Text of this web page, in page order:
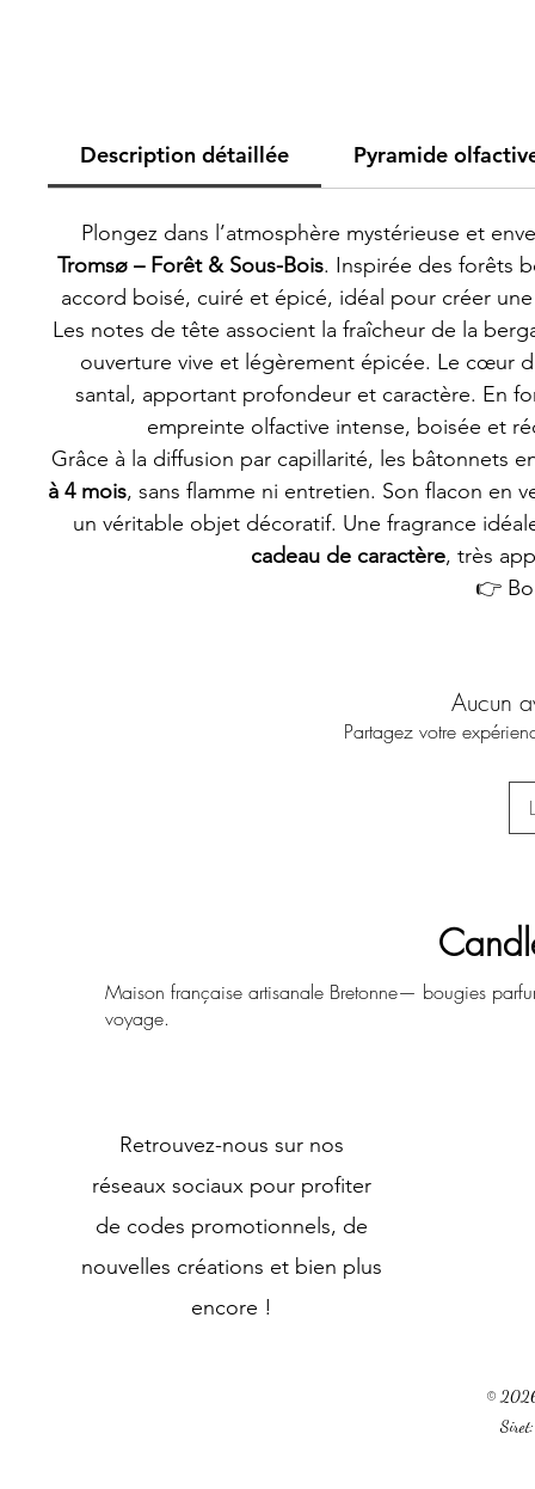
Description détaillée Pyramide
Plongez dans l’atmosphère mystérieuse et
Tromsø – Forêt & Sous-Bois. Inspirée des forêts
accord boisé, cuiré et épicé, idéal pour créer
Les notes de tête associent la fraîcheur de la
ouverture vive et légèrement épicée. Le cœur
santal, apportant profondeur et caractère. En
empreinte olfactive intense, boisée et
Grâce à la diffusion par capillarité, les bâtonnets
à 4 mois, sans flamme ni entretien. Son flacon en
un véritable objet décoratif. Une fragrance
cadeau de caractère, très
👉
Aucun
Partagez votre
Maison française artisanale Bretonne— bougies
voyage.
Retrouvez-nous sur nos
réseaux sociaux pour profiter
de codes promotionnels, de
nouvelles créations et bien plus
encore !
©